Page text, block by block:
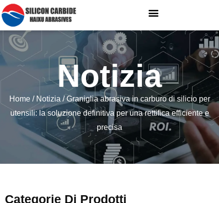
Notizia
Home/ Notizia / Graniglia abrasiva in carburo di silicio per
utensili: la soluzione definitiva per una rettifica efficiente e
precisa
Categorie Di Prodotti